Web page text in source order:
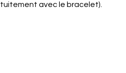
avec le bracelet).